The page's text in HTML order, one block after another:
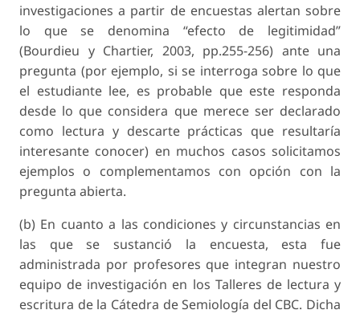
investigaciones a partir de encuestas alertan sobre
lo que se denomina “efecto de legitimidad”
(Bourdieu y Chartier, 2003, pp.255-256) ante una
pregunta (por ejemplo, si se interroga sobre lo que
el estudiante lee, es probable que este responda
desde lo que considera que merece ser declarado
como lectura y descarte prácticas que resultaría
interesante conocer) en muchos casos solicitamos
ejemplos o complementamos con opción con la
pregunta abierta.
(b) En cuanto a las condiciones y circunstancias en
las que se sustanció la encuesta, esta fue
administrada por profesores que integran nuestro
equipo de investigación en los Talleres de lectura y
escritura de la Cátedra de Semiología del CBC. Dicha